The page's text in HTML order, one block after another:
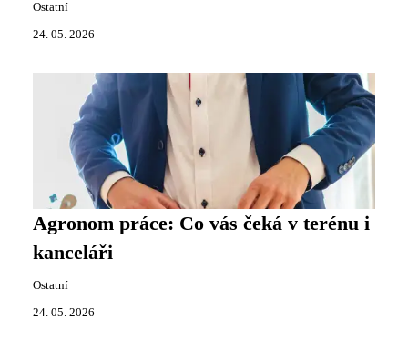
Ostatní
24. 05. 2026
Agronom práce: Co vás čeká v terénu i
kanceláři
Ostatní
24. 05. 2026